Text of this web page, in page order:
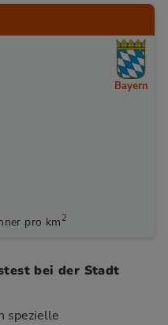
pro km 2
Bayern
bei der Stadt
spezielle